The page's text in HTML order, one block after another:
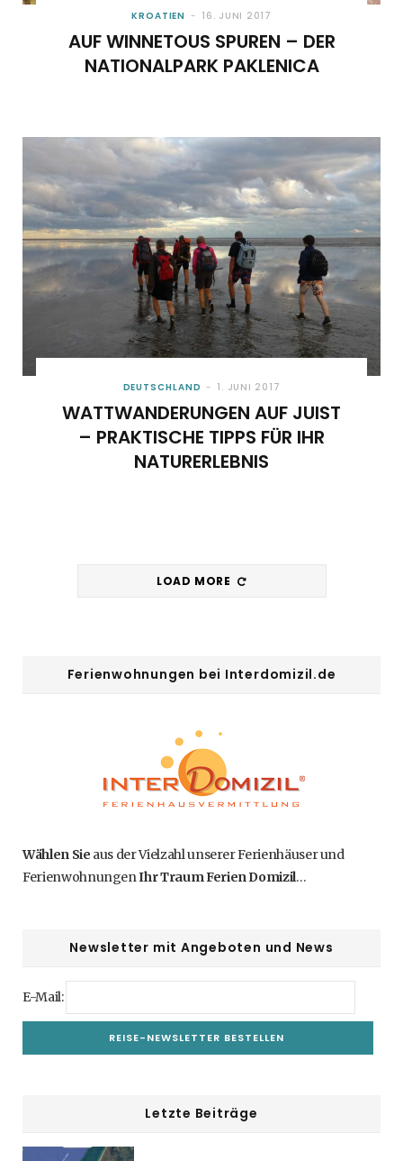
KROATIEN 16. JUNI 2017
AUF WINNETOUS SPUREN – DER
NATIONALPARK PAKLENICA
DEUTSCHLAND 1. JUNI 2017
WATTWANDERUNGEN AUF JUIST
– PRAKTISCHE TIPPS FÜR IHR
NATURERLEBNIS
LOAD MORE
Ferienwohnungen bei Interdomizil.de
Wählen Sie aus der Vielzahl unserer Ferienhäuser und
FerienwohnungenIhr Traum Ferien Domizil…
Newsletter mit Angeboten und News
E-Mail:
Letzte Beiträge